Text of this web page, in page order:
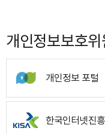
개인정보보호
개인정보 포털
한국인터넷진